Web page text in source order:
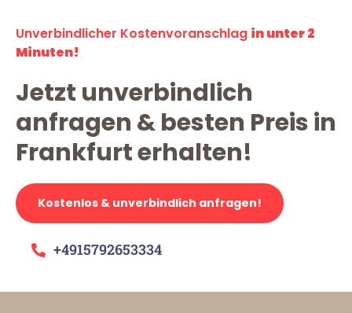
Unverbindlicher Kostenvoranschlag in unter 2
Minuten!
Jetzt unverbindlich
anfragen & besten Preis in
Frankfurt erhalten!
Kostenlos & unverbindlich anfragen!
+4915792653334